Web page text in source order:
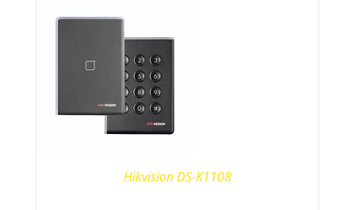
Hikvision DS-K1108